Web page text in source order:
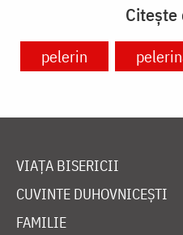
Citește
pelerin
VIAȚA BISERICII
CUVINTE DUHOVNICEȘTI
FAMILIE